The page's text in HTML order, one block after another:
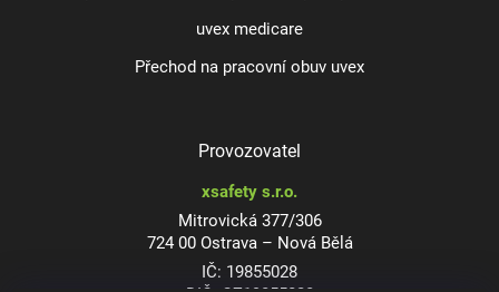
uvex medicare
Přechod na pracovní obuv uvex
Provozovatel
xsafety s.r.o.
Mitrovická 377/306
724 00 Ostrava – Nová Bělá
IČ: 19855028